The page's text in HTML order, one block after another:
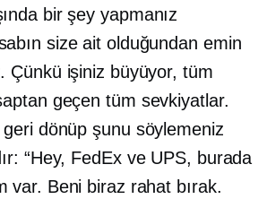
bir şey yapmanız
size ait olduğundan emin
Çünkü işiniz büyüyor, tüm
geçen tüm sevkiyatlar.
geri dönüp şunu söylemeniz
“Hey, FedEx ve UPS, burada
var. Beni biraz rahat bırak.